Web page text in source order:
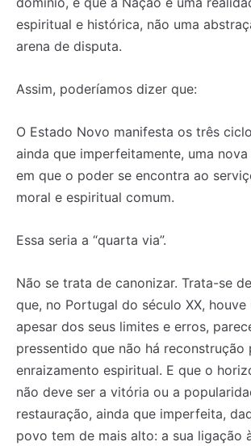
espiritual e histórica, não uma
arena de disputa.
Assim, poderíamos dizer que:
O Estado Novo manifesta os três
ainda que imperfeitamente, uma
em que o poder se encontra ao
moral e espiritual comum.
Essa seria a “quarta via”.
Não se trata de canonizar. Trata-se
que, no Portugal do século XX, houve
apesar dos seus limites e erros,
pressentido que não há reconstrução
enraizamento espiritual. E que o
não deve ser a vitória ou a
restauração, ainda que imperfeita,
povo tem de mais alto: a sua ligação